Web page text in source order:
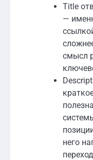
Title
—
смысл
него